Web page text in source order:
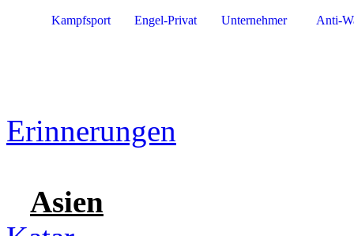
Erinnerungen
Asien
Kampfsport Engel-Privat Unternehmer Anti-